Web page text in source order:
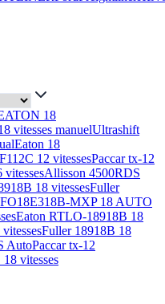
18
vitesses manuelUltrashift
Eaton 18
12 vitessesPaccar tx-12
Allisson 4500RDS
18 vitessesFuller
MXP 18 AUTO
Eaton RTLO-18918B 18
Fuller 18918B 18
AutoPaccar tx-12
vitesses